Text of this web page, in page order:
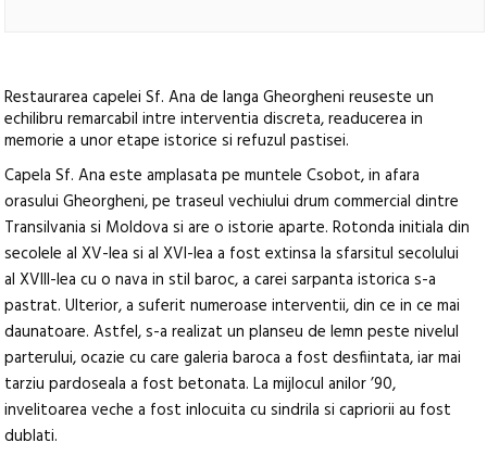
Restaurarea capelei Sf. Ana de langa Gheorgheni reuseste un
echilibru remarcabil intre interventia discreta, readucerea in
memorie a unor etape istorice si refuzul pastisei.
Capela Sf. Ana este amplasata pe muntele Csobot, in afara
orasului Gheorgheni, pe traseul vechiului drum commercial dintre
Transilvania si Moldova si are o istorie aparte. Rotonda initiala din
secolele al XV-lea si al XVI-lea a fost extinsa la sfarsitul secolului
al XVIII-lea cu o nava in stil baroc, a carei sarpanta istorica s-a
pastrat. Ulterior, a suferit numeroase interventii, din ce in ce mai
daunatoare. Astfel, s-a realizat un planseu de lemn peste nivelul
parterului, ocazie cu care galeria baroca a fost desfiintata, iar mai
tarziu pardoseala a fost betonata. La mijlocul anilor ’90,
invelitoarea veche a fost inlocuita cu sindrila si capriorii au fost
dublati.